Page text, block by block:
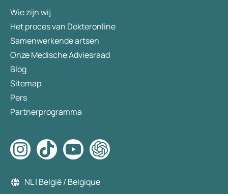
Wie zijn wij
Het proces van Dokteronline
Samenwerkende artsen
Onze Medische Adviesraad
Blog
Sitemap
Pers
Partnerprogramma
NL | België / Belgique